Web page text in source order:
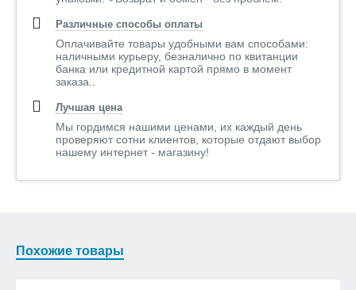
Различные способы оплаты
Оплачивайте товары удобными вам способами:
наличными курьеру, безналично по квитанции
банка или кредитной картой прямо в момент
заказа..
Лучшая цена
Мы гордимся нашими ценами, их каждый день
проверяют сотни клиентов, которые отдают выбор
нашему интернет - магазину!
Похожие товары